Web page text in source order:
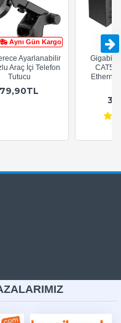
Aynı Gün Kargo
Ayarlanabilir
Araç İçi Telefon
Tutucu
Gigabit
CAT5e